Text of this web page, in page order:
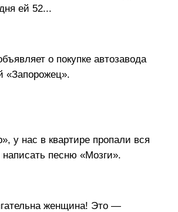
ей 52...
о покупке автозавода
«Запорожец».
у нас в квартире пропали вся
песню «Мозги».
женщина! Это —